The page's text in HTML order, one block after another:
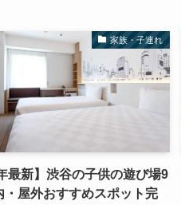
家族・子連れ
最新】渋谷の子供の遊び場9
・屋外おすすめスポット完